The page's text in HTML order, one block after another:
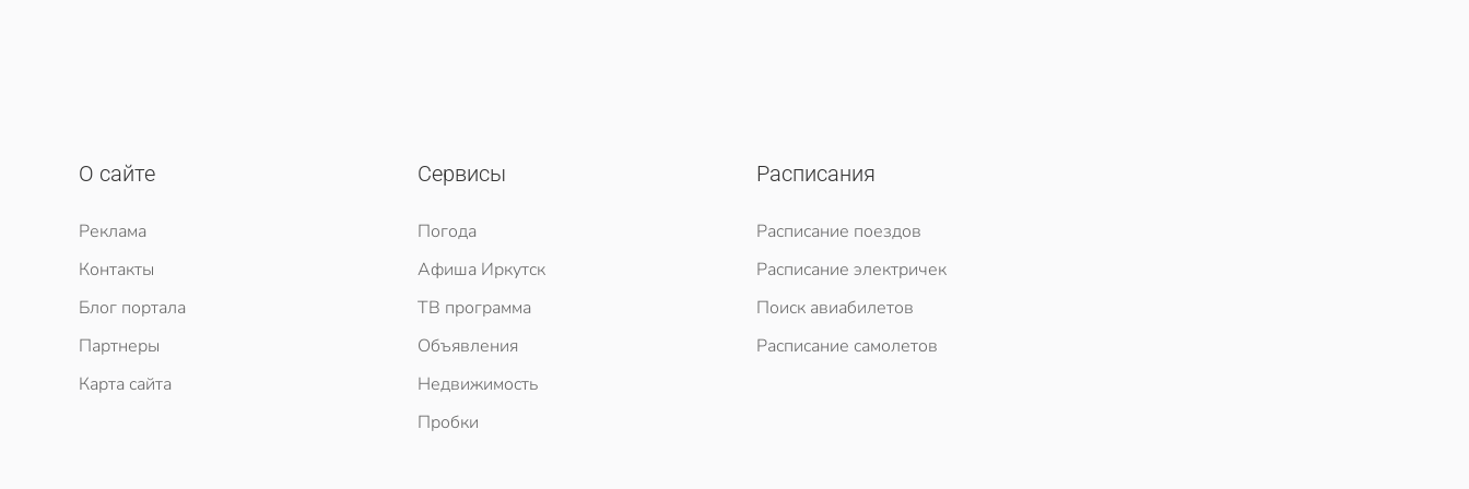
О сайте
Реклама
Контакты
Блог портала
Партнеры
Карта сайта
Сервисы
Погода
Афиша Иркутск
ТВ программа
Объявления
Недвижимость
Пробки
Расписания
Расписание поездов
Расписание электричек
Поиск авиабилетов
Расписание самолетов